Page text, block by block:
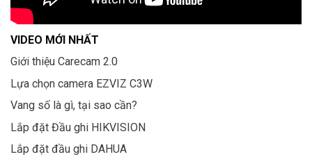
VIDEO MỚI NHẤT
Giới thiệu Carecam 2.0
Lựa chọn camera EZVIZ C3W
Vang số là gì, tại sao cần?
Lắp đặt Đầu ghi HIKVISION
Lắp đặt đầu ghi DAHUA